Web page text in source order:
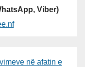
Viber)
në afatin e